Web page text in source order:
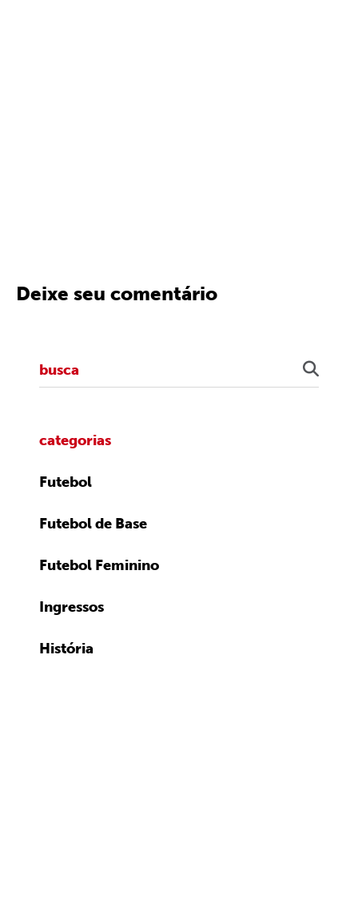
Deixe seu comentário
categorias
Futebol
Futebol de Base
Futebol Feminino
Ingressos
História